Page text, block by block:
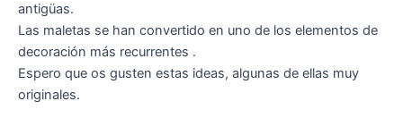
antigüas.
Las maletas se han convertido en uno de los elementos de
decoración más recurrentes .
Espero que os gusten estas ideas, algunas de ellas muy
originales.